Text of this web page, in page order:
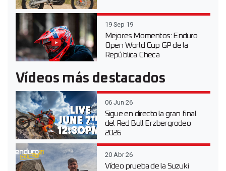
19 Sep 19
Mejores Momentos: Enduro
Open World Cup GP de la
República Checa
Vídeos más destacados
06 Jun 26
Sigue en directo la gran final
del Red Bull Erzbergrodeo
2026
20 Abr 26
Vídeo prueba de la Suzuki